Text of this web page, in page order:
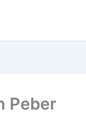
Peber